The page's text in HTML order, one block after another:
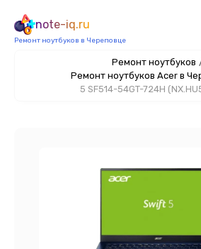
note-iq.ru
Ремонт ноутбуков в Череповце
Ремонт ноутбуков
Ремонт ноутбуков Acer в
5 SF514-54GT-724H